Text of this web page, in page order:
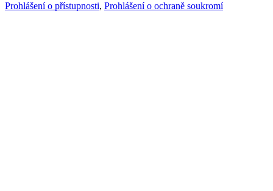
Prohlášení o přístupnosti, Prohlášení o ochraně soukromí